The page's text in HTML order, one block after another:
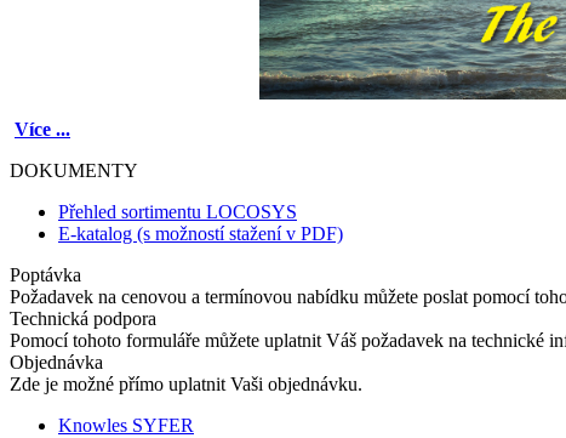
Více ...
DOKUMENTY
Přehled sortimentu LOCOSYS
E-katalog (s možností stažení v PDF)
Poptávka
Požadavek na cenovou a termínovou nabídku můžete poslat pomocí
Technická podpora
Pomocí tohoto formuláře můžete uplatnit Váš požadavek na technické
Objednávka
Zde je možné přímo uplatnit Vaši objednávku.
Knowles SYFER